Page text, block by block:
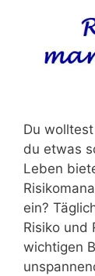
Du
du etwas
Leben
ein?
Risiko und
wichtigen